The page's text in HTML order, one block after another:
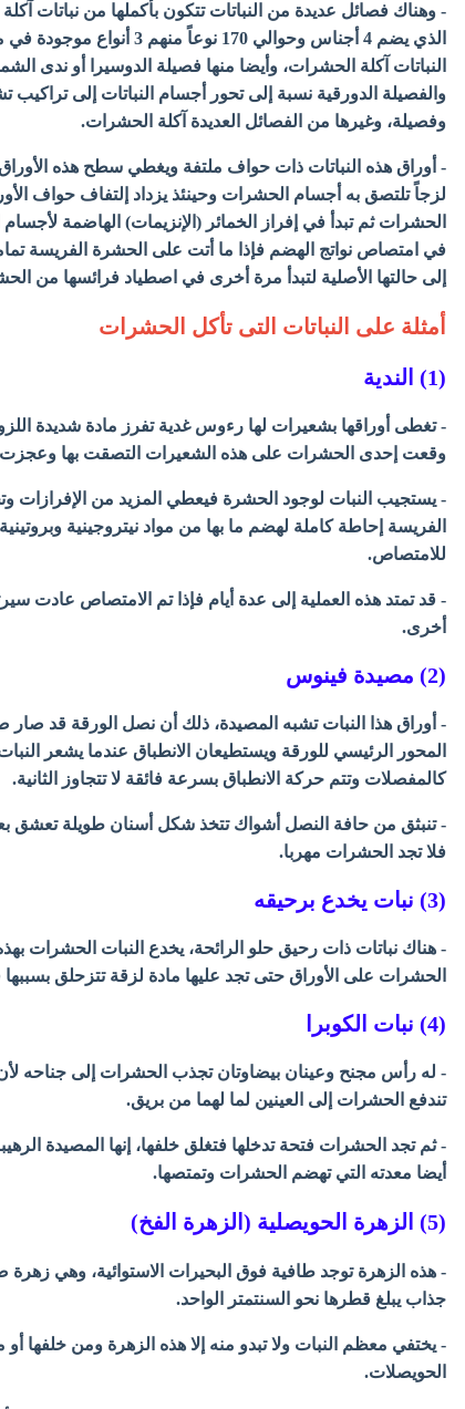
- وهناك فصائل عديدة من النباتات تتكون بأكملها من نباتات
الذي يضم 4 أجناس وحوالي 170
وفصيلة، وغيرها من الفصائل العديدة آكلة الحشرات.
- أوراق هذه النباتات ذات حواف ملتفة ويغطي سطح هذه الأوراق
لزجاً تلتصق به أجسام الحشرات وحينئذ يزداد إلتفاف حواف
الحشرات ثم تبدأ في إفراز الخمائر (الإنزيمات) الهاضمة
في امتصاص نواتج الهضم فإذا ما أتت على الحشرة الفريسة
إلى حالتها الأصلية لتبدأ مرة أخرى في اصطياد فرائسها من
أمثلة على النباتات التى تأكل الحشرات
(1) الندية
- تغطى أوراقها بشعيرات لها رءوس غدية تفرز مادة شديدة
وقعت إحدى الحشرات على هذه الشعيرات التصقت بها وعجزت
- يستجيب النبات لوجود الحشرة فيعطي المزيد من الإفرازات
الفريسة إحاطة كاملة لهضم ما بها من مواد نيتروجينية وبروتينية
للامتصاص.
- قد تمتد هذه العملية إلى عدة أيام فإذا تم الامتصاص عادت
أخرى.
(2) مصيدة فينوس
- أوراق هذا النبات تشبه المصيدة، ذلك أن نصل الورقة قد
المحور الرئيسي للورقة ويستطيعان الانطباق عندما يشعر
كالمفصلات وتتم حركة الانطباق بسرعة فائقة لا تتجاوز الثانية.
- تنبثق من حافة النصل أشواك تتخذ شكل أسنان طويلة تعشق
فلا تجد الحشرات مهربا.
(3) نبات يخدع برحيقه
- هناك نباتات ذات رحيق حلو الرائحة، يخدع النبات الحشرات
الحشرات على الأوراق حتى تجد عليها مادة لزقة تتزحلق
(4) نبات الكوبرا
- له رأس مجنح وعينان بيضاوتان تجذب الحشرات إلى جناحه
تندفع الحشرات إلى العينين لما لهما من بريق.
- ثم تجد الحشرات فتحة تدخلها فتغلق خلفها، إنها المصيدة
أيضا معدته التي تهضم الحشرات وتمتصها.
(5) الزهرة الحويصلية (الزهرة الفخ)
- هذه الزهرة توجد طافية فوق البحيرات الاستوائية، وهي
جذاب يبلغ قطرها نحو السنتمتر الواحد.
- يختفي معظم النبات ولا تبدو منه إلا هذه الزهرة ومن خلفها أو
الحويصلات.